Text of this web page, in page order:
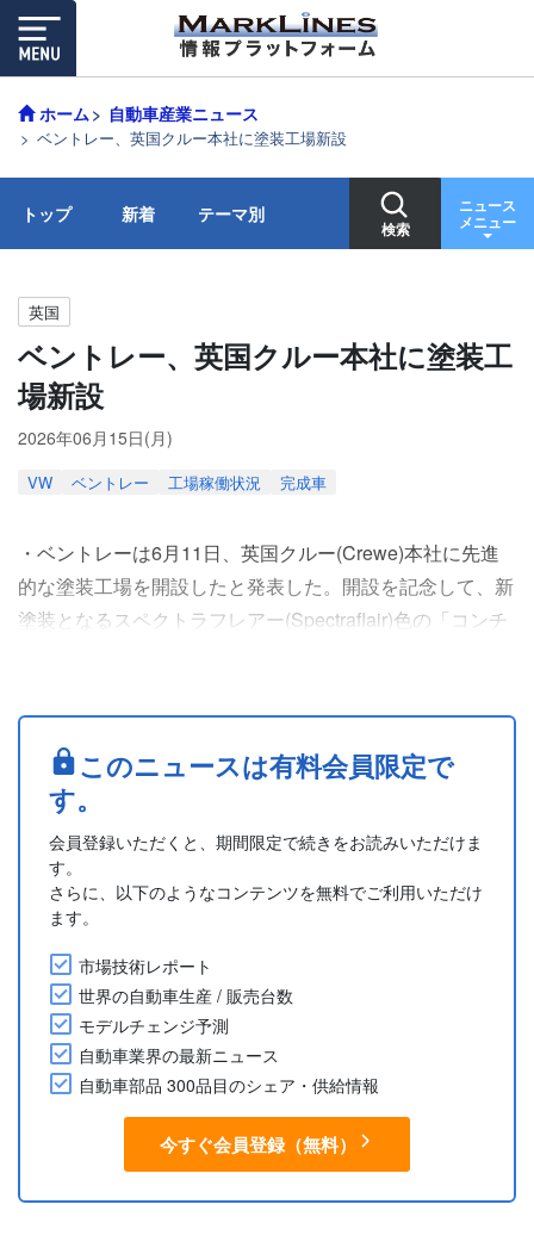
ホーム 自動車産業ニュース
ベントレー、英国クルー本社に塗装工場新設
トップ 新着 テーマ別
検索
ニュース
メニュー
英国
ベントレー、英国クルー本社に塗装工
場新設
2026年06月15日(月)
VW ベントレー 工場稼働状況 完成車
・ベントレーは6月11日、英国クルー(Crewe)本社に先進
的な塗装工場を開設したと発表した。開設を記念して、新
塗装となるスペクトラフレアー(Spectraflair)色の「コンチ
「フライングスパー(Flying Spur)」、そしてベントレー初
のEVの塗装が行われる。今後は「ベンテイガ
(Bentayga)」....
このニュースは有料会員限定で
す。
会員登録いただくと、期間限定で続きをお読みいただけま
す。
さらに、以下のようなコンテンツを無料でご利用いただけ
ます。
市場技術レポート
世界の自動車生産 / 販売台数
モデルチェンジ予測
自動車業界の最新ニュース
自動車部品 300品目のシェア・供給情報
今すぐ会員登録（無料）